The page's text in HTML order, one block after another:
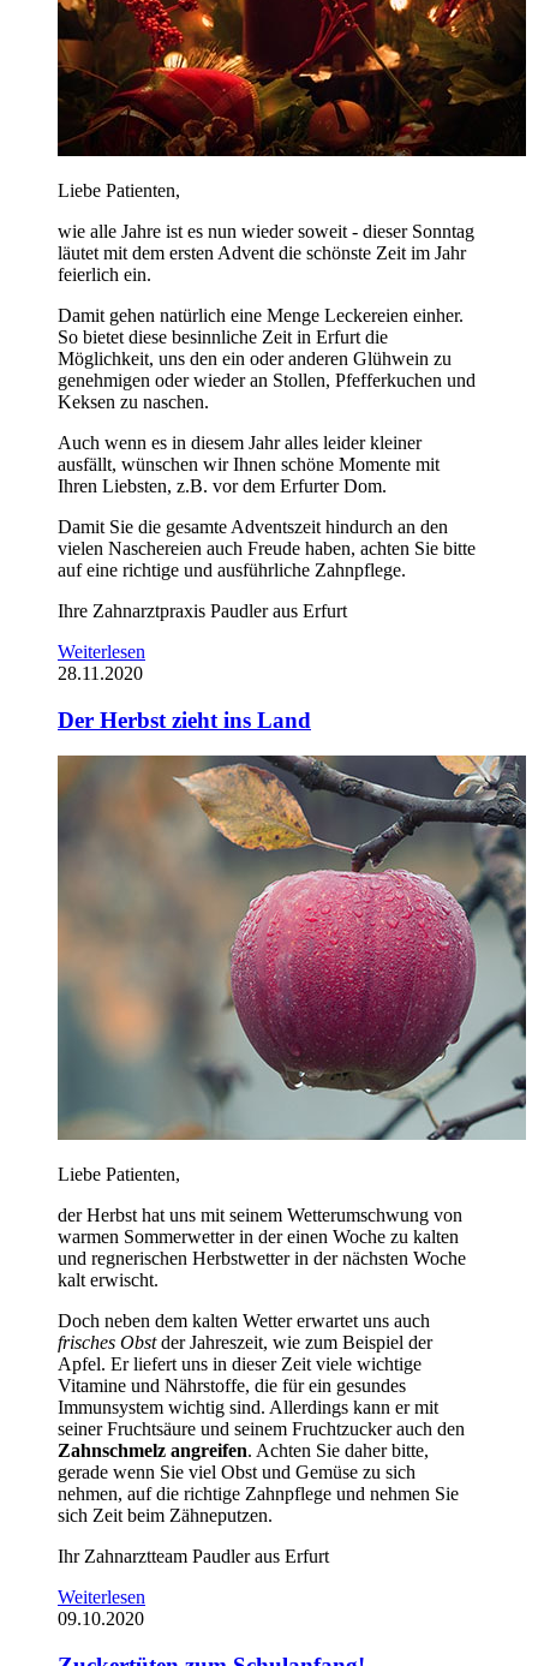
Liebe Patienten,
wie alle Jahre ist es nun wieder soweit - dieser Sonntag
läutet mit dem ersten Advent die schönste Zeit im Jahr
feierlich ein.
Damit gehen natürlich eine Menge Leckereien einher.
So bietet diese besinnliche Zeit in Erfurt die
Möglichkeit, uns den ein oder anderen Glühwein zu
genehmigen oder wieder an Stollen, Pfefferkuchen und
Keksen zu naschen.
Auch wenn es in diesem Jahr alles leider kleiner
ausfällt, wünschen wir Ihnen schöne Momente mit
Ihren Liebsten, z.B. vor dem Erfurter Dom.
Damit Sie die gesamte Adventszeit hindurch an den
vielen Naschereien auch Freude haben, achten Sie bitte
auf eine richtige und ausführliche Zahnpflege.
Ihre Zahnarztpraxis Paudler aus Erfurt
Weiterlesen
28.11.2020
Der Herbst zieht ins Land
Liebe Patienten,
der Herbst hat uns mit seinem Wetterumschwung von
warmen Sommerwetter in der einen Woche zu kalten
und regnerischen Herbstwetter in der nächsten Woche
kalt erwischt.
Doch neben dem kalten Wetter erwartet uns auch
frisches Obstder Jahreszeit, wie zum Beispiel der
Apfel. Er liefert uns in dieser Zeit viele wichtige
Vitamine und Nährstoffe, die für ein gesundes
Immunsystem wichtig sind. Allerdings kann er mit
seiner Fruchtsäure und seinem Fruchtzucker auch den
Zahnschmelz angreifen. Achten Sie daher bitte,
gerade wenn Sie viel Obst und Gemüse zu sich
nehmen, auf die richtige Zahnpflege und nehmen Sie
sich Zeit beim Zähneputzen.
Ihr Zahnarztteam Paudler aus Erfurt
Weiterlesen
09.10.2020